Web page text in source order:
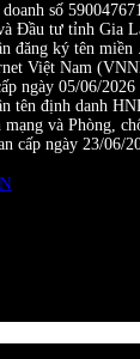
số
Đầu tư tỉnh Gia
đăng ký tên
Việt Nam
ngày 05/06/2026
tên định danh
và Phòng,
cấp ngày 23/06/